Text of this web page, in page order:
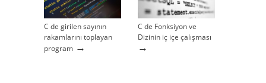
C de girilen sayının
rakamlarını toplayan
program →
C de Fonksiyon ve
Dizinin iç içe çalışması
→